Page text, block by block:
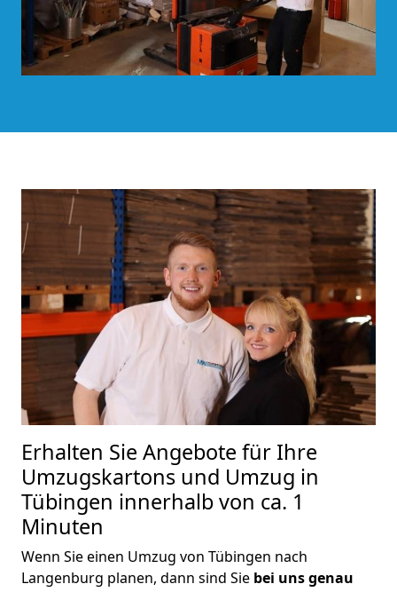
Erhalten Sie Angebote für Ihre
Umzugskartons und Umzug in
Tübingen innerhalb von ca. 1
Minuten
Wenn Sie einen Umzug von Tübingen nach
Langenburg planen, dann sind Sie bei uns genau